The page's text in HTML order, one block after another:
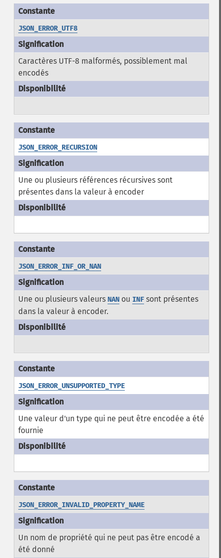
JSON_ERROR_UTF8
Caractères UTF-8 malformés, possiblement mal
encodés
JSON_ERROR_RECURSION
Une ou plusieurs références récursives sont
présentes dans la valeur à encoder
JSON_ERROR_INF_OR_NAN
Une ou plusieurs valeurs NANou INFsont présentes
dans la valeur à encoder.
JSON_ERROR_UNSUPPORTED_TYPE
Une valeur d'un type qui ne peut être encodée a été
fournie
JSON_ERROR_INVALID_PROPERTY_NAME
Un nom de propriété qui ne peut pas être encodé a
été donné